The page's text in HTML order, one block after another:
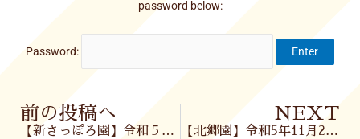
password below:
Password:
Prev
前の投稿へ
【新さっぽろ園】令和５年11月22日(水)
NEXT
【北郷園】令和5年11月24日(金)